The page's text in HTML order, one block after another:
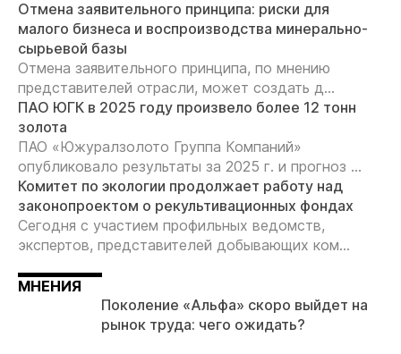
Отмена заявительного принципа: риски для
малого бизнеса и воспроизводства минерально-
сырьевой базы
Отмена заявительного принципа, по мнению
представителей отрасли, может создать д...
ПАО ЮГК в 2025 году произвело более 12 тонн
золота
ПАО «Южуралзолото Группа Компаний»
опубликовало результаты за 2025 г. и прогноз ...
Комитет по экологии продолжает работу над
законопроектом о рекультивационных фондах
Сегодня с участием профильных ведомств,
экспертов, представителей добывающих ком...
МНЕНИЯ
Поколение «Альфа» скоро выйдет на
рынок труда: чего ожидать?